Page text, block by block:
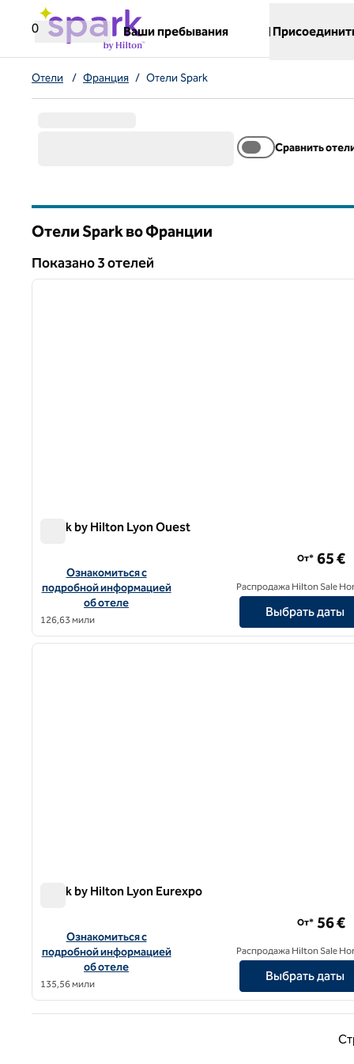
Перейти к содержанию
0
Ваши пребывания
открывается новая вкладка
Отели / Франция / Отели Spark
Сравнить
Отели Spark во Франции
Показанo 3 отелей
Показанo 3 отелей
1 из 12
Spark by Hilton Lyon Ouest
Посмотреть информацию об отеле Spark by Hilton Lyon
Ознакомиться с
подробной информацией
об отеле
126,63 мили
От* 65 €
Распродажа Hilton Sale
Выбрать даты
1
1 из 12
Spark by Hilton Lyon Eurexpo
Посмотреть информацию об отеле Spark by Hilton Lyon
Ознакомиться с
подробной информацией
об отеле
135,56 мили
От* 56 €
Распродажа Hilton Sale
Выбрать даты